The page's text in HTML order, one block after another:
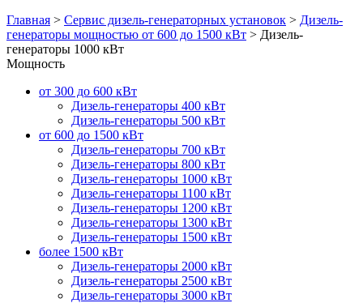
Главная > Сервис дизель-генераторных установок > Дизель-
генераторы мощностью от 600 до 1500 кВт > Дизель-
генераторы 1000 кВт
Мощность
от 300 до 600 кВт
Дизель-генераторы 400 кВт
Дизель-генераторы 500 кВт
от 600 до 1500 кВт
Дизель-генераторы 700 кВт
Дизель-генераторы 800 кВт
Дизель-генераторы 1000 кВт
Дизель-генераторы 1100 кВт
Дизель-генераторы 1200 кВт
Дизель-генераторы 1300 кВт
Дизель-генераторы 1500 кВт
более 1500 кВт
Дизель-генераторы 2000 кВт
Дизель-генераторы 2500 кВт
Дизель-генераторы 3000 кВт